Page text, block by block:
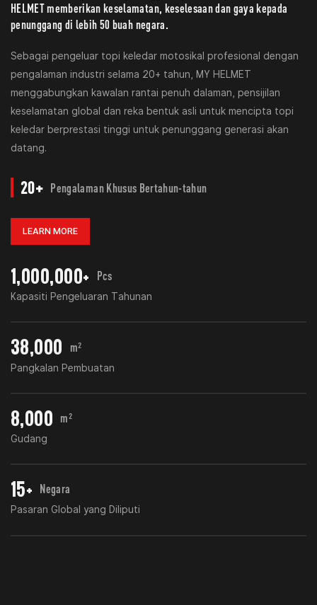
HELMET memberikan keselamatan, keselesaan dan gaya kepada
penunggang di lebih 50 buah negara.
Sebagai pengeluar topi keledar motosikal profesional dengan
pengalaman industri selama 20+ tahun, MY HELMET
menggabungkan kawalan rantai penuh dalaman, pensijilan
keselamatan global dan reka bentuk asli untuk mencipta topi
keledar berprestasi tinggi untuk penunggang generasi akan
datang.
20+ Pengalaman Khusus Bertahun-tahun
LEARN MORE
1,000,000+ Pcs
Kapasiti Pengeluaran Tahunan
38,000 m²
Pangkalan Pembuatan
8,000 m²
Gudang
15+ Negara
Pasaran Global yang Diliputi